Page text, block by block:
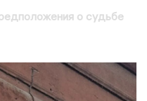
о судьбе